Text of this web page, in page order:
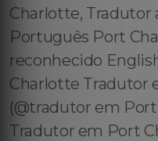
Charlotte,
Português Port
reconhecido
Charlotte Tradutor
(@tradutor em
Tradutor em Port